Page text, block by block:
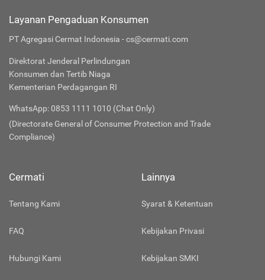
Layanan Pengaduan Konsumen
PT Agregasi Cermat Indonesia - cs@cermati.com
Direktorat Jenderal Perlindungan
Konsumen dan Tertib Niaga
Kementerian Perdagangan RI
WhatsApp: 0853 1111 1010 (Chat Only)
(Directorate General of Consumer Protection and Trade
Compliance)
Cermati
Tentang Kami
FAQ
Hubungi Kami
Lainnya
Syarat & Ketentuan
Kebijakan Privasi
Kebijakan SMKI